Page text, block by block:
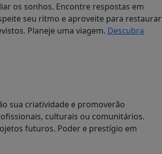
os sonhos. Encontre respostas em
seu ritmo e aproveite para restaurar
Planeje uma viagem. Descubra
sua criatividade e promoverão
culturais ou comunitários.
futuros. Poder e prestígio em